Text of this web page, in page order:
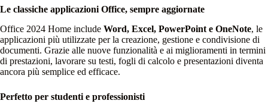
Le classiche applicazioni Office, sempre aggiornate
Office 2024 Home include Word, Excel, PowerPoint e OneNote, le
applicazioni più utilizzate per la creazione, gestione e condivisione di
documenti. Grazie alle nuove funzionalità e ai miglioramenti in termini
di prestazioni, lavorare su testi, fogli di calcolo e presentazioni diventa
ancora più semplice ed efficace.
Perfetto per studenti e professionisti